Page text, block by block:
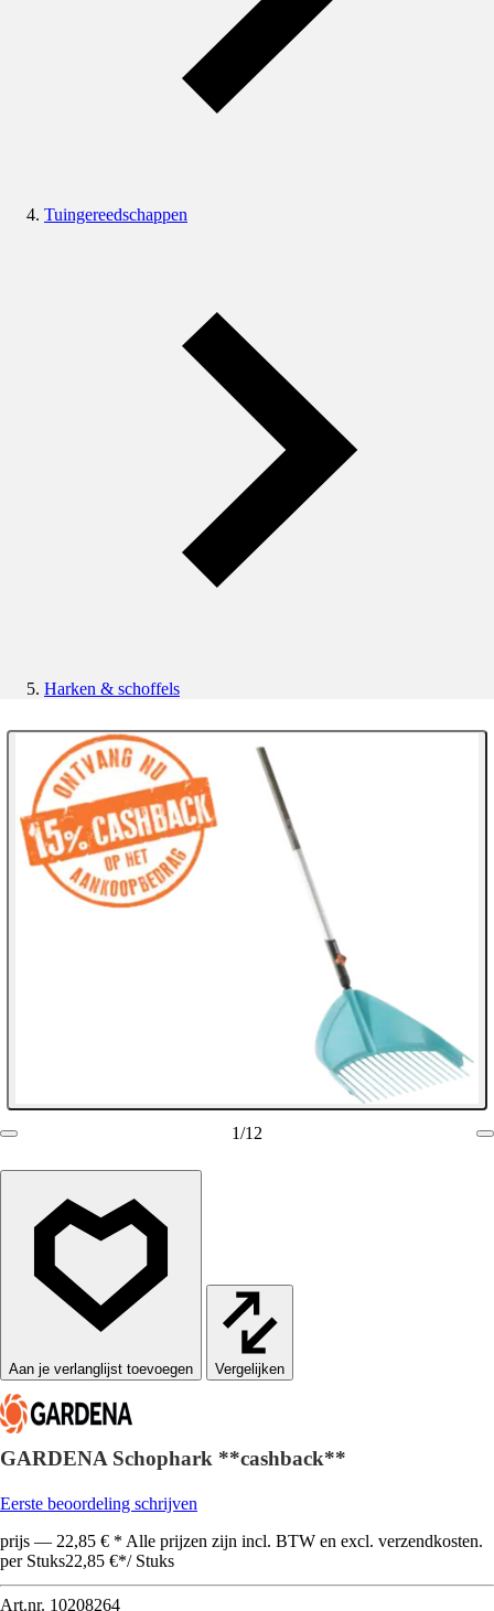
Tuingereedschappen
Harken & schoffels
1/12
Vergelijken
GARDENA Schophark **cashback**
Eerste beoordeling schrijven
prijs — 22,85 € * Alle prijzen zijn incl. BTW en excl. verzendkosten.
per Stuks22,85 €*/ Stuks
Art.nr. 10208264